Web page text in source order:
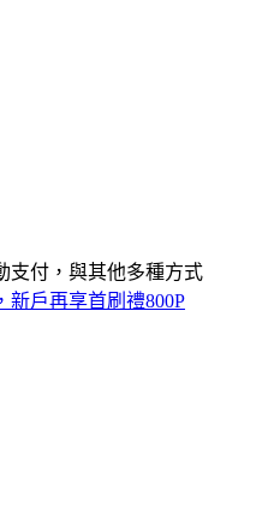
支付，與其他多種方式
新戶再享首刷禮800P